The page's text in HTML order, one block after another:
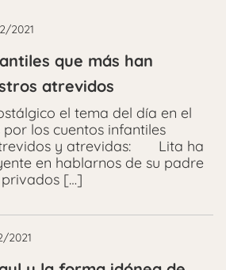
2021
que más han
atrevidos
el tema del día en el
los cuentos infantiles
y atrevidas: Lita ha
en hablarnos de su padre
privados […]
2021